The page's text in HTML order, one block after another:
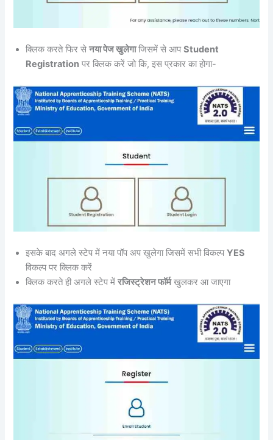
क्लिक करते फिर सेनया पेज खुलेगाजिसमें से आपStudent
Registration पर क्लिक करें जो कि, इस प्रकार का होगा-
इसके बाद अगले स्टेप में नया पॉप अप खुलेगा जिसमें सभी विकल्पYES
विकल्प पर क्लिक करें
क्लिक करते ही अगले स्टेप मेंरजिस्ट्रेशन फॉर्मखुलकर आ जाएगा